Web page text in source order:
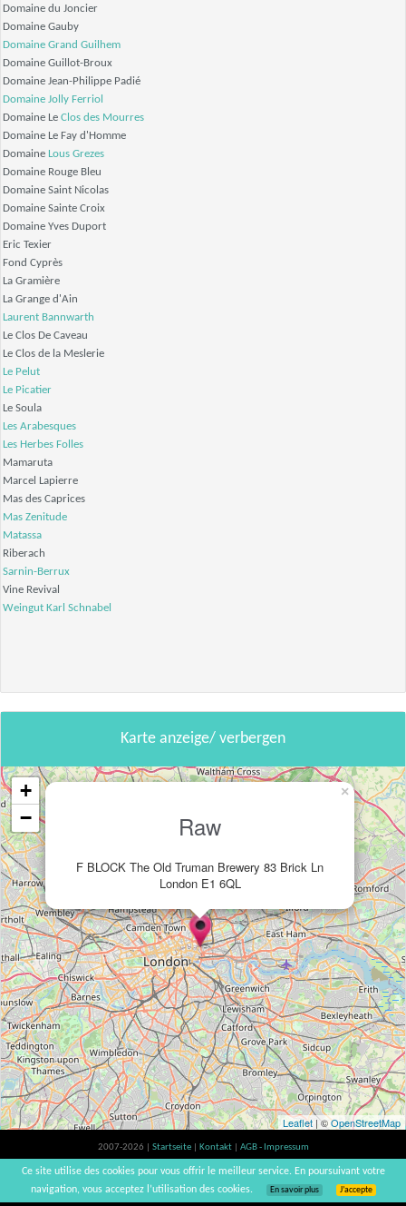
Domaine du Joncier
Domaine Gauby
Domaine Grand Guilhem
Domaine Guillot-Broux
Domaine Jean-Philippe Padié
Domaine Jolly Ferriol
Domaine Le Clos des Mourres
Domaine Le Fay d'Homme
Domaine Lous Grezes
Domaine Rouge Bleu
Domaine Saint Nicolas
Domaine Sainte Croix
Domaine Yves Duport
Eric Texier
Fond Cyprès
La Gramière
La Grange d'Ain
Laurent Bannwarth
Le Clos De Caveau
Le Clos de la Meslerie
Le Pelut
Le Picatier
Le Soula
Les Arabesques
Les Herbes Folles
Mamaruta
Marcel Lapierre
Mas des Caprices
Mas Zenitude
Matassa
Riberach
Sarnin-Berrux
Vine Revival
Weingut Karl Schnabel
Karte anzeige/ verbergen
Raw
F BLOCK The Old Truman Brewery 83 Brick Ln
London E1 6QL
×
+
−
Leaflet | ©OpenStreetMap
2007-2026 | Startseite Kontakt
AGB - Impressum
Der Verzehr von Alkohol ist gesundheitsschädlich, Verzehr in Maßen empfohlen |
vinsnaturels | v3.12
Ce site utilise des cookies pour vous offrir le meilleur service. En poursuivant votre
navigation, vous acceptez l’utilisation des cookies.
En savoir plus J’accepte